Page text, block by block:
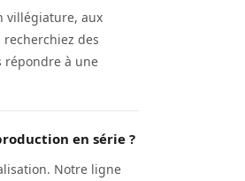
villégiature, aux
des
répondre à une
en série ?
Notre ligne